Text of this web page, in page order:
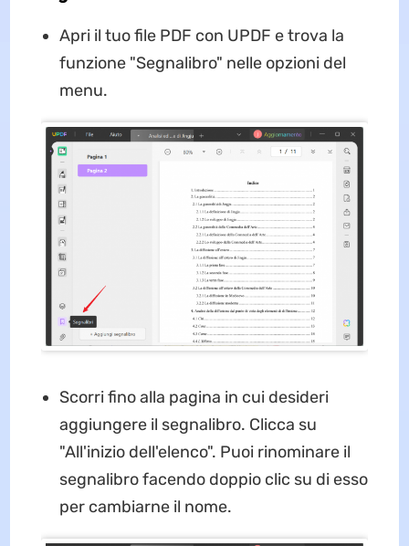
Apri il tuo file PDF con UPDF e trova la
funzione "Segnalibro" nelle opzioni del
menu.
Scorri fino alla pagina in cui desideri
aggiungere il segnalibro. Clicca su
"All'inizio dell'elenco". Puoi rinominare il
segnalibro facendo doppio clic su di esso
per cambiarne il nome.